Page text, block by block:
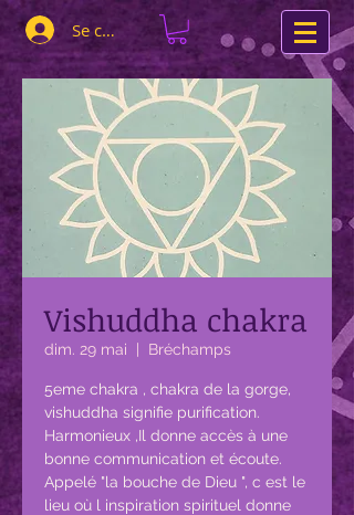
Se connecter
Vishuddha chakra
dim. 29 mai Bréchamps
5eme chakra , chakra de la gorge,
vishuddha signifie purification.
Harmonieux ,Il donne accès à une
bonne communication et écoute.
Appelé "la bouche de Dieu ", c est le
lieu où l inspiration spirituel donne